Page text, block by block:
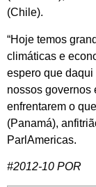
(Chile).
“Hoje temos
climáticas e
espero que
nossos governos
enfrentarem o
(Panamá),
ParlAmericas.
#2012-10 POR